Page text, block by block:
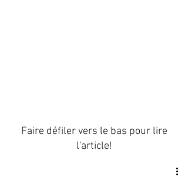
Faire défiler vers le bas pour lire
l'article!